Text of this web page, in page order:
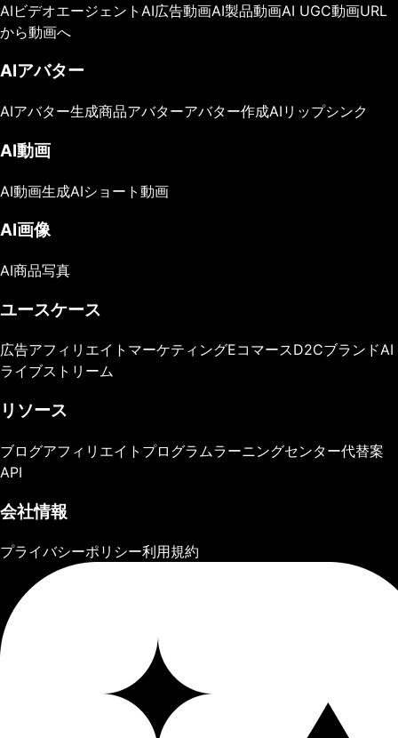
AIビデオエージェント AI広告動画AI製品動画AI UGC動画URL
から動画へ
AIアバター
AIアバター生成商品アバターアバター作成AIリップシンク
AI動画
AI動画生成AIショート動画
AI画像
AI商品写真
ユースケース
広告アフィリエイトマーケティングEコマースD2CブランドAI
ライブストリーム
リソース
ブログアフィリエイトプログラムラーニングセンター代替案
API
会社情報
プライバシーポリシー利用規約